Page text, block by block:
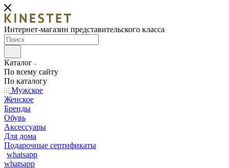
Интернет-магазин представительского класса
Каталог
По всему сайту
По каталогу
Мужское
Женское
Бренды
Обувь
Аксессуары
Для дома
Подарочные сертификаты
whatsapp
whatsapp